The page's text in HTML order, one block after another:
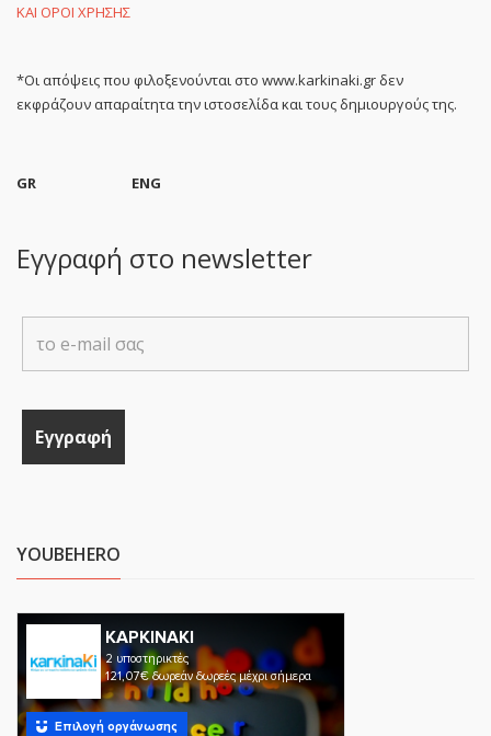
ΚΑΙ ΟΡΟΙ ΧΡΗΣΗΣ
*Οι απόψεις που φιλοξενούνται στο www.karkinaki.gr δεν
εκφράζουν απαραίτητα την ιστοσελίδα και τους δημιουργούς της.
GR ENG
Εγγραφή στο newsletter
YOUBEHERO